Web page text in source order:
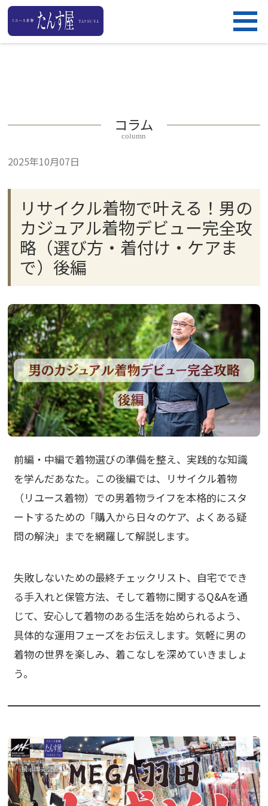
コラム
column
2025年10月07日
リサイクル着物で叶える！男の
カジュアル着物デビュー完全攻
略（選び方・着付け・ケアま
で）後編
前編・中編で着物選びの準備を整え、実践的な知識
を学んだあなた。この後編では、リサイクル着物
（リユース着物）での男着物ライフを本格的にスタ
ートするための「購入から日々のケア、よくある疑
問の解決」までを網羅して解説します。
失敗しないための最終チェックリスト、自宅ででき
る手入れと保管方法、そして着物に関するQ&Aを通
じて、安心して着物のある生活を始められるよう、
具体的な運用フェーズをお伝えします。気軽に男の
着物の世界を楽しみ、着こなしを深めていきましょ
う。